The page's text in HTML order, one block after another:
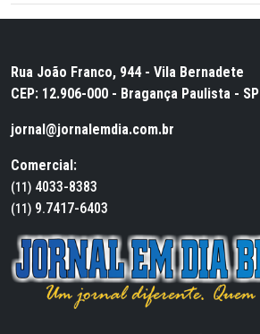
Rua João Franco, 944 - Vila Bernadete
CEP: 12.906-000 - Bragança Paulista - SP
jornal@jornalemdia.com.br
Comercial:
(11) 4033-8383
(11) 9.7417-6403